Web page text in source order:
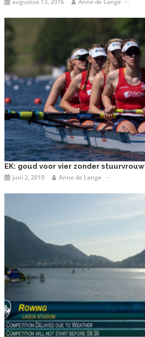
augustus 13, 2016 Anne de Lange
EK: goud voor vier zonder stuurvrouw
juni 2, 2019 Anne de Lange